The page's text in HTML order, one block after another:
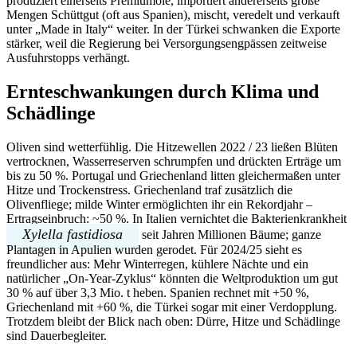
Mengen Schüttgut (oft aus Spanien), mischt, veredelt und verkauft
unter „Made in Italy“ weiter. In der Türkei schwanken die Exporte
stärker, weil die Regierung bei Versorgungsengpässen zeitweise
Ausfuhrstopps verhängt.
Ernteschwankungen durch Klima und
Schädlinge
Oliven sind wetterfühlig. Die Hitzewellen 2022 / 23 ließen Blüten
vertrocknen, Wasserreserven schrumpfen und drückten Erträge um
bis zu 50 %. Portugal und Griechenland litten gleichermaßen unter
Hitze und Trockenstress. Griechenland traf zusätzlich die
Olivenfliege; milde Winter ermöglichten ihr ein Rekordjahr –
Ertragseinbruch: ~50 %. In Italien vernichtet die Bakterienkrankheit
Xylella fastidiosa
seit Jahren Millionen Bäume; ganze
Plantagen in Apulien wurden gerodet. Für 2024/25 sieht es
freundlicher aus: Mehr Winterregen, kühlere Nächte und ein
natürlicher „On-Year-Zyklus“ könnten die Weltproduktion um gut
30 % auf über 3,3 Mio. t heben. Spanien rechnet mit +50 %,
Griechenland mit +60 %, die Türkei sogar mit einer Verdopplung.
Trotzdem bleibt der Blick nach oben: Dürre, Hitze und Schädlinge
sind Dauerbegleiter.